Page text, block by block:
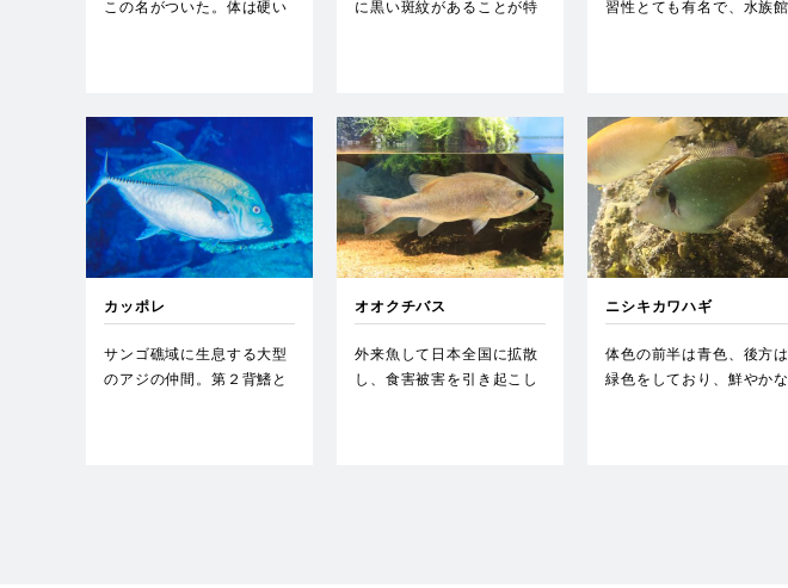
この名がついた。体は硬い
に黒い斑紋があることが特
習性とても有名で、水族館
カッポレ
サンゴ礁域に生息する大型
のアジの仲間。第２背鰭と
オオクチバス
外来魚して日本全国に拡散
し、食害被害を引き起こし
ニシキカワハギ
体色の前半は青色、後方は
緑色をしており、鮮やかな